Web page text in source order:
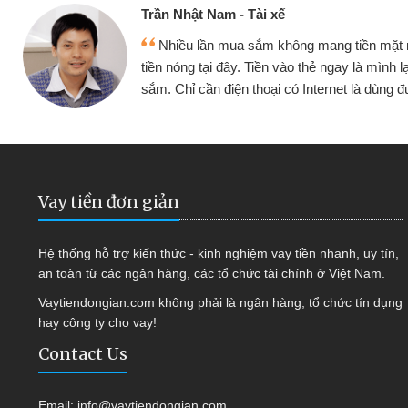
đều vay
tiếp tục mua
Tôi kinh doanh buôn bán
hàng, nhờ biết đến website
quyết được công việc của
Vay tiền đơn giản
Hệ thống hỗ trợ kiến thức - kinh nghiệm vay tiền nhanh, uy tín,
an toàn từ các ngân hàng, các tổ chức tài chính ở Việt Nam.
Vaytiendongian.com không phải là ngân hàng, tổ chức tín dụng
hay công ty cho vay!
Contact Us